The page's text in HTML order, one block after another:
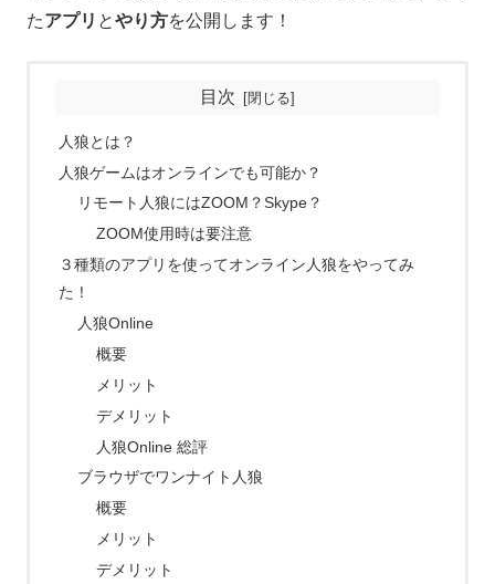
たアプリ とやり方を公開します！
目次
人狼とは？
人狼ゲームはオンラインでも可能か？
リモート人狼にはZOOM？Skype？
ZOOM使用時は要注意
３種類のアプリを使ってオンライン人狼をやってみ
た！
人狼Online
概要
メリット
デメリット
人狼Online 総評
ブラウザでワンナイト人狼
概要
メリット
デメリット